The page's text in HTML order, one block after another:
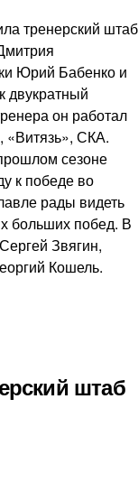
тренерский штаб
Юрий Бабенко и
двукратный
он работал
СКА.
сезоне
к победе во
рады видеть
больших побед. В
Звягин,
Кошель.
штаб